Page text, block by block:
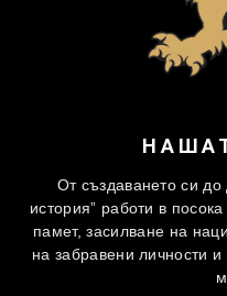
От създаването си до
история” работи в
памет, засилване на
на забравени личности